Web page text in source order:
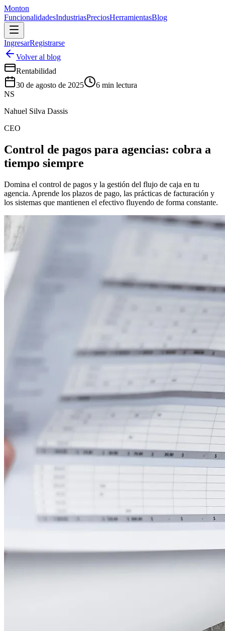
Monton
FuncionalidadesIndustriasPreciosHerramientasBlog
IngresarRegistrarse
Volver al blog
Rentabilidad
30 de agosto de 2025
6 min lectura
NS
Nahuel Silva Dassis
CEO
Control de pagos para agencias: cobra a
tiempo siempre
Domina el control de pagos y la gestión del flujo de caja en tu
agencia. Aprende los plazos de pago, las prácticas de facturación y
los sistemas que mantienen el efectivo fluyendo de forma constante.